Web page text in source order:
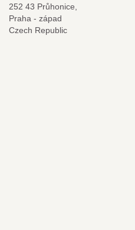
252 43 Průhonice,
Praha - západ
Czech Republic